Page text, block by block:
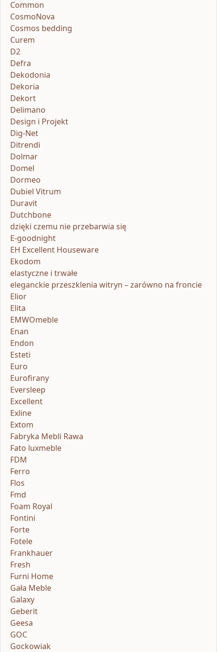
Common
CosmoNova
Cosmos bedding
Curem
D2
Defra
Dekodonia
Dekoria
Dekort
Delimano
Design i Projekt
Dig-Net
Ditrendi
Dolmar
Domel
Dormeo
Dubiel Vitrum
Duravit
Dutchbone
dzięki czemu nie przebarwia się
E-goodnight
EH Excellent Houseware
Ekodom
elastyczne i trwałe
eleganckie przeszklenia witryn – zarówno na froncie
Elior
Elita
EMWOmeble
Enan
Endon
Esteti
Euro
Eurofirany
Eversleep
Excellent
Exline
Extom
Fabryka Mebli Rawa
Fato luxmeble
FDM
Ferro
Flos
Fmd
Foam Royal
Fontini
Forte
Fotele
Frankhauer
Fresh
Furni Home
Gała Meble
Galaxy
Geberit
Geesa
GOC
Gockowiak